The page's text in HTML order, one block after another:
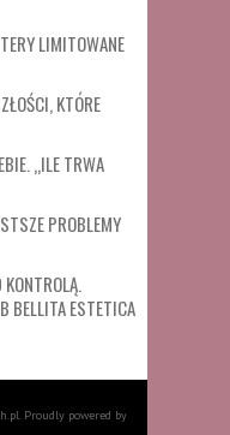
LIMITOWANE
KTÓRE
„ILE TRWA
PROBLEMY
BELLITA ESTETICA
Proudly powered by